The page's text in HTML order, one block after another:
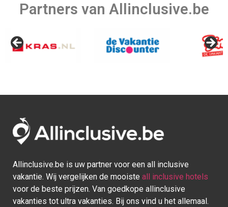
Barbados
Partners van Allinclusive.be
Allinclusive.be is uw partner voor een all inclusive
vakantie. Wij vergelijken de mooiste all inclusive hotels
voor de beste prijzen. Van goedkope allinclusive
vakanties tot ultra vakanties. Bij ons vind u het allemaal.